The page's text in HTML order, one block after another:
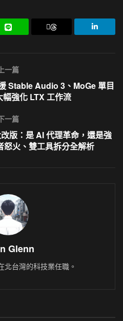
上一篇
Stable Audio 3、MoGe 單目
強化 LTX 工作流
一篇
版：是 AI 代理革命，還是強
怒火、雙工具拆分全解析
Glenn
北台灣的科技業任職。